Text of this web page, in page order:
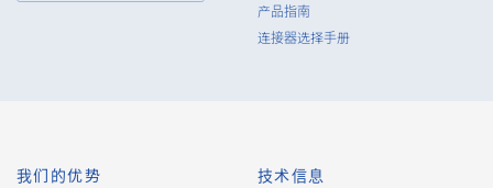
In the case of the leak of personal information or other such
10.The Company will continuously review and regularly evaluate
产品指南
连接器选择手册
我们的优势 技术信息